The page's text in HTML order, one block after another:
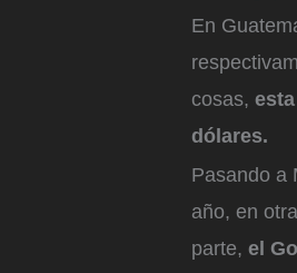
En
cosas,
dólares.
Pasando a
año, en
parte, el